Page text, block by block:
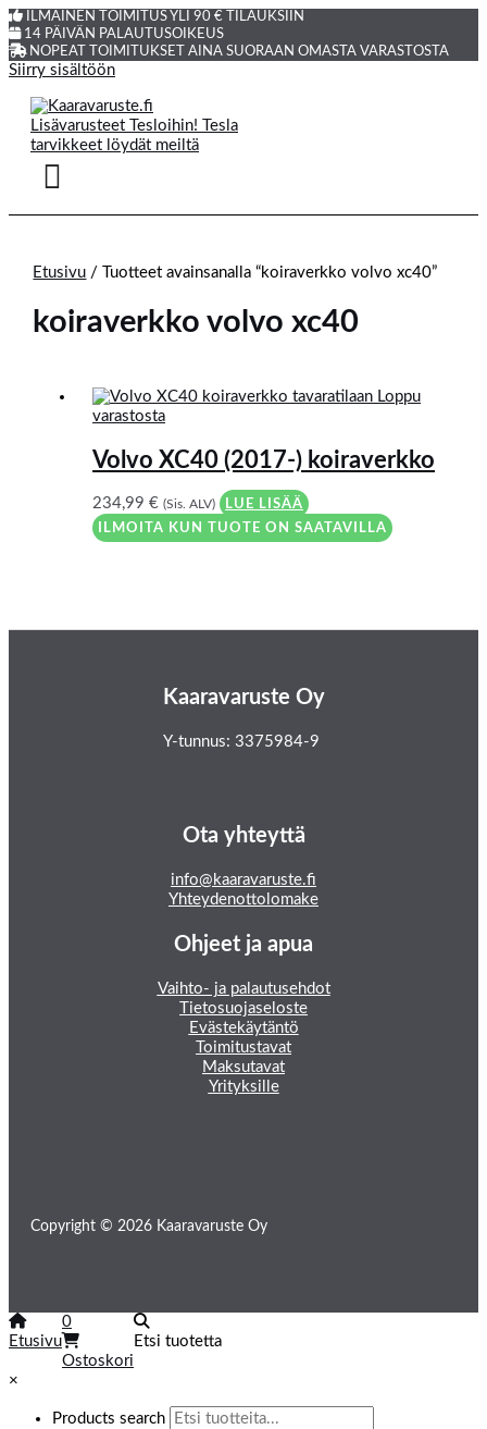
ILMAINEN TOIMITUS YLI 90 € TILAUKSIIN
14 PÄIVÄN PALAUTUSOIKEUS
NOPEAT TOIMITUKSET AINA SUORAAN OMASTA VARASTOSTA
Siirry sisältöön
Etusivu / Tuotteet avainsanalla “koiraverkko volvo xc40”
koiraverkko volvo xc40
Loppu
varastosta
Volvo XC40 (2017-) koiraverkko
234,99€ (Sis. ALV)
LUE LISÄÄ
ILMOITA KUN TUOTE ON SAATAVILLA
Kaaravaruste Oy
Y-tunnus: 3375984-9
Ota yhteyttä
info@kaaravaruste.fi
Yhteydenottolomake
Ohjeet ja apua
Vaihto- ja palautusehdot
Tietosuojaseloste
Evästekäytäntö
Toimitustavat
Maksutavat
Yrityksille
Copyright © 2026 Kaaravaruste Oy
Etusivu
0
Ostoskori
Etsi tuotetta
×
Products search